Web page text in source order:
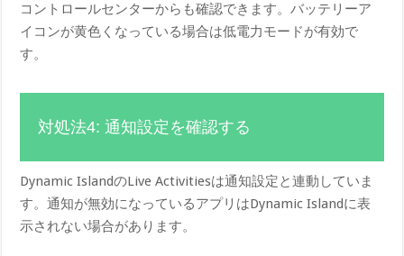
コントロールセンターからも確認できます。バッテリーア
イコンが黄色くなっている場合は低電力モードが有効で
す。
対処法4: 通知設定を確認する
Dynamic IslandのLive Activitiesは通知設定と連動していま
す。通知が無効になっているアプリはDynamic Islandに表
示されない場合があります。